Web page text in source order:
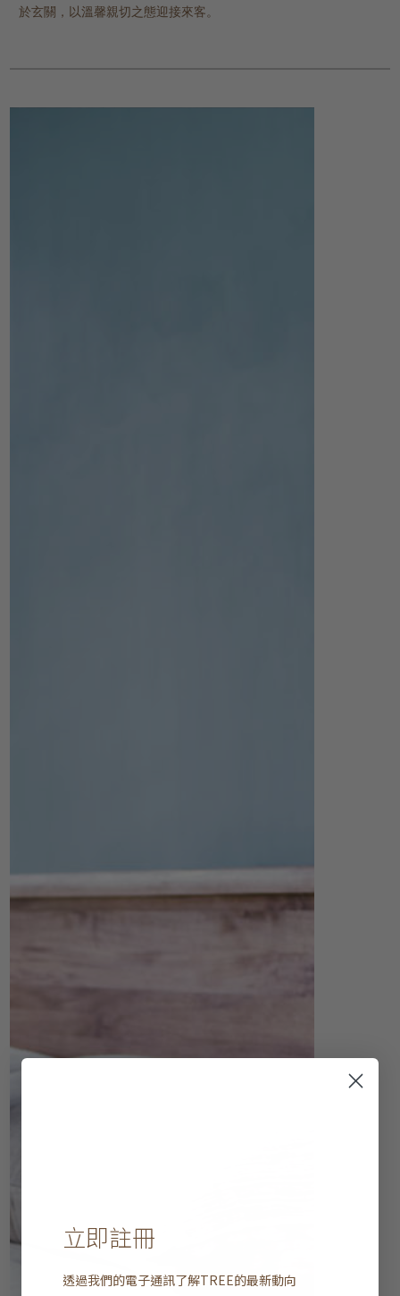
於玄關，以溫馨親切之態迎接來客。
立即註冊
透過我們的電子通訊了解TREE的最新動向